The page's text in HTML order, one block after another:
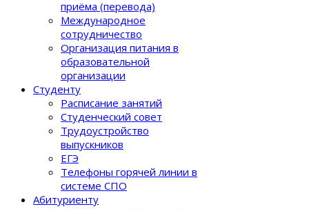
приёма (перевода)
Международное
сотрудничество
Организация питания в
образовательной
организации
Студенту
Расписание занятий
Студенческий совет
Трудоустройство
выпускников
ЕГЭ
Телефоны горячей линии в
системе СПО
Абитуриенту